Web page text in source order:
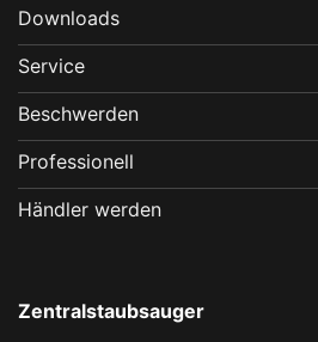
Downloads
Service
Beschwerden
Professionell
Händler werden
Zentralstaubsauger